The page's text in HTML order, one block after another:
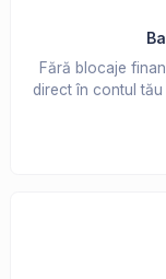
Fără blocaje
direct în contul